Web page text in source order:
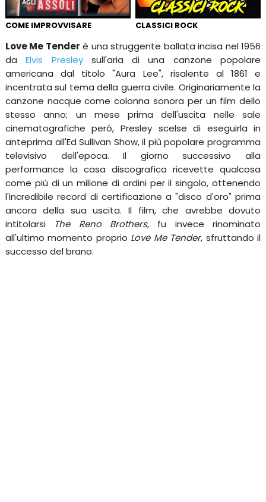
COME IMPROVVISARE CLASSICI ROCK
Love Me Tender è una struggente ballata incisa nel 1956
daElvis Presleysull'aria di una canzone popolare
americana dal titolo "Aura Lee", risalente al 1861 e
incentrata sul tema della guerra civile. Originariamente la
canzone nacque come colonna sonora per un film dello
stesso anno; un mese prima dell'uscita nelle sale
cinematografiche però, Presley scelse di eseguirla in
anteprima all'Ed Sullivan Show, il più popolare programma
televisivo dell'epoca. Il giorno successivo alla
performance la casa discografica ricevette qualcosa
come più di un milione di ordini per il singolo, ottenendo
l'incredibile record di certificazione a "disco d'oro" prima
ancora della sua uscita. Il film, che avrebbe dovuto
intitolarsi
The Reno Brothers, fu invece rinominato
all'ultimo momento proprio Love Me Tender, sfruttando il
successo del brano.